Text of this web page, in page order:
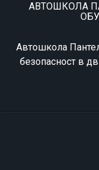
АВТОШКОЛА
Автошкола
безопасност в